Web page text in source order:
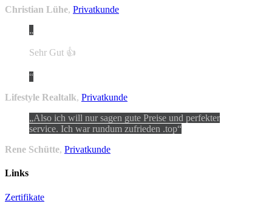
Christian Lühe, Privatkunde
Sehr Gut 👍
Lifestyle Realtalk, Privatkunde
Also ich will nur sagen gute Preise und perfekter
service. Ich war rundum zufrieden .top
Rene Schütte, Privatkunde
Links
Zertifikate